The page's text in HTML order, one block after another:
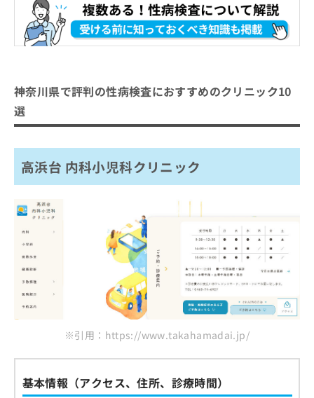
神奈川県で評判の性病検査におすすめのクリニック10
選
高浜台 内科小児科クリニック
※引用：https://www.takahamadai.jp/
基本情報（アクセス、住所、診療時間）